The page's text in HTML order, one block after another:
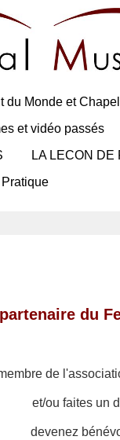
du Monde et
et vidéo passés
LA LECON DE
Pratique
du
de
et/ou faites un
devenez